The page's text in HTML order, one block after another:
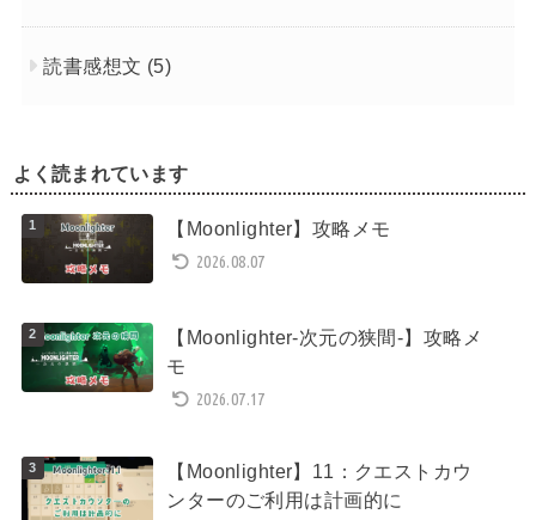
読書感想文 (5)
よく読まれています
【Moonlighter】攻略メモ
2026.08.07
【Moonlighter-次元の狭間-】攻略メ
モ
2026.07.17
【Moonlighter】11：クエストカウ
ンターのご利用は計画的に